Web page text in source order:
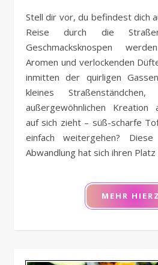
Stell dir vor, du befindest dich auf einer kulinarischen
Reise durch die
Geschmacksknospen
Aromen und verlockenden
inmitten der quirligen
kleines
außergewöhnlichen Kreation
auf sich zieht – süß-scharfe
einfach weitergehen?
Abwandlung hat sich ihren
MEHR